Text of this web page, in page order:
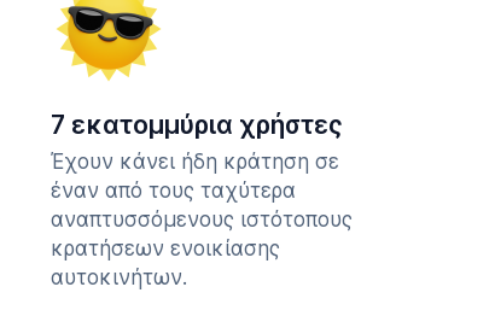
7 εκατομμύρια χρήστες
Έχουν κάνει ήδη κράτηση σε
έναν από τους ταχύτερα
αναπτυσσόμενους ιστότοπους
κρατήσεων ενοικίασης
αυτοκινήτων.